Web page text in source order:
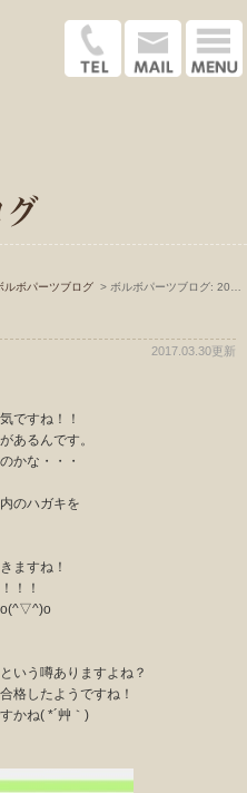
ルボパーツブログ
2017.03.30更新
ですね！！
あるんです。
かな・・・
のハガキを
ますね！
！！
o(^▽^)o
いう噂ありますよね？
格したようですね！
かね( *´艸｀)